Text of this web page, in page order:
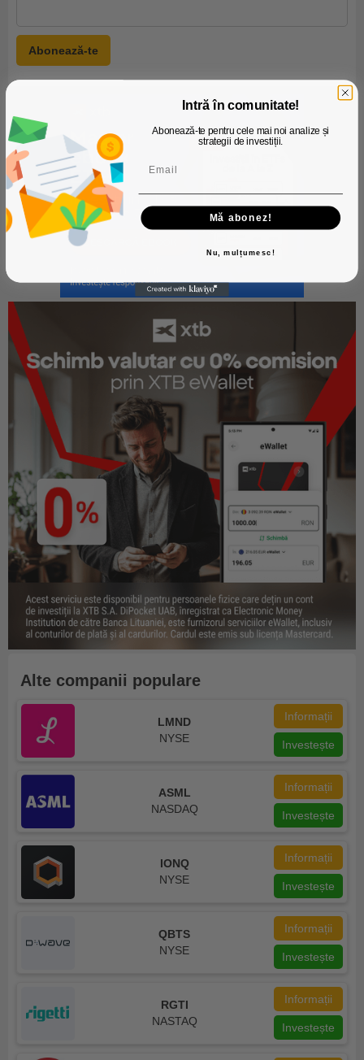
Alte companii populare
LMND
NYSE
Informații
Investește
ASML
NASDAQ
Informații
Investește
IONQ
NYSE
Informații
Investește
QBTS
NYSE
Informații
Investește
RGTI
NASTAQ
Informații
Investește
Intră în comunitate!
Abonează-te pentru cele mai noi analize și
strategii de investiții.
Mă abonez!
Nu, mulțumesc!